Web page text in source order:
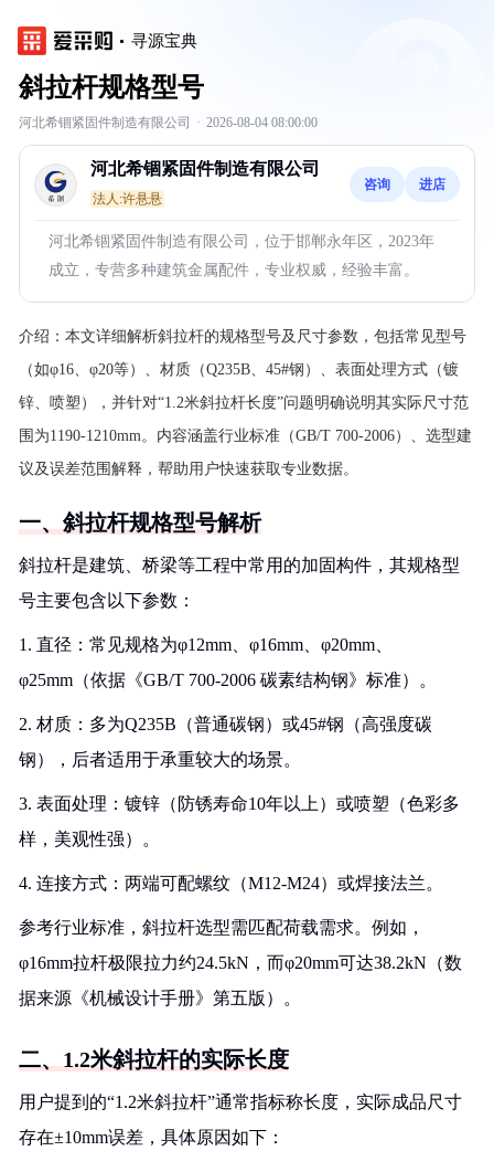
寻源宝典
斜拉杆规格型号
河北希锢紧固件制造有限公司 · 2026-08-04 08:00:00
河北希锢紧固件制造有限公司
法人:许悬悬
咨询 进店
河北希锢紧固件制造有限公司，位于邯郸永年区，2023年
成立，专营多种建筑金属配件，专业权威，经验丰富。
介绍： 本文详细解析斜拉杆的规格型号及尺寸参数，包括常见型号
（如φ16、φ20等）、材质（Q235B、45#钢）、表面处理方式（镀
锌、喷塑），并针对“1.2米斜拉杆长度”问题明确说明其实际尺寸范
围为1190-1210mm。内容涵盖行业标准（GB/T 700-2006）、选型建
议及误差范围解释，帮助用户快速获取专业数据。
一、斜拉杆规格型号解析
斜拉杆是建筑、桥梁等工程中常用的加固构件，其规格型
号主要包含以下参数：
1. 直径：常见规格为φ12mm、φ16mm、φ20mm、
φ25mm（依据《GB/T 700-2006 碳素结构钢》标准）。
2. 材质：多为Q235B（普通碳钢）或45#钢（高强度碳
钢），后者适用于承重较大的场景。
3. 表面处理：镀锌（防锈寿命10年以上）或喷塑（色彩多
样，美观性强）。
4. 连接方式：两端可配螺纹（M12-M24）或焊接法兰。
参考行业标准，斜拉杆选型需匹配荷载需求。例如，
φ16mm拉杆极限拉力约24.5kN，而φ20mm可达38.2kN（数
据来源《机械设计手册》第五版）。
二、1.2米斜拉杆的实际长度
用户提到的“1.2米斜拉杆”通常指标称长度，实际成品尺寸
存在±10mm误差，具体原因如下：